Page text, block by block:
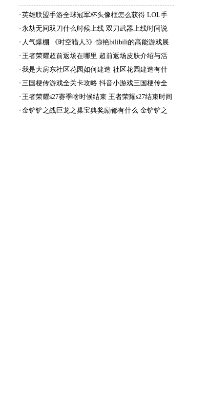
《时空猎人3》老玩家加
略 s7最强阵容搭配组成
大全最新
英雄联盟手游全球冠军杯头像框怎么获得 LOL手
游2022全球冠军杯头像框领取活动
永劫无间双刀什么时候上线 双刀武器上线时间说
明与分享
人气爆棚 《时空猎人3》惊艳bilibili的高能游戏展
发布会
王者荣耀超前返场在哪里 超前返场皮肤介绍与活
动一览
我是大房东社区花园如何建造 社区花园建造有什
么条件
三国梗传游戏全关卡攻略 抖音小游戏三国梗传全
结局一览
王者荣耀s27赛季啥时候结束 王者荣耀s27结束时间
金铲铲之战巨龙之巢宝典奖励都有什么 金铲铲之